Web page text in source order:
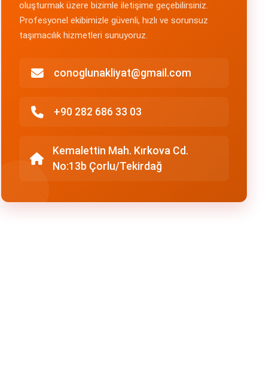
oluşturmak üzere bizimle iletişime geçebilirsiniz.
Profesyonel ekibimizle güvenli, hızlı ve sorunsuz
taşımacılık hizmetleri sunuyoruz.
conoglunakliyat@gmail.com
+90 282 686 33 03
Kemalettin Mah. Kırkova Cd.
No:13b Çorlu/Tekirdağ